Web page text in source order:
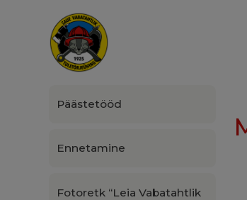
Päästetööd
Ennetamine
Fotoretk “Leia Vabatahtlik